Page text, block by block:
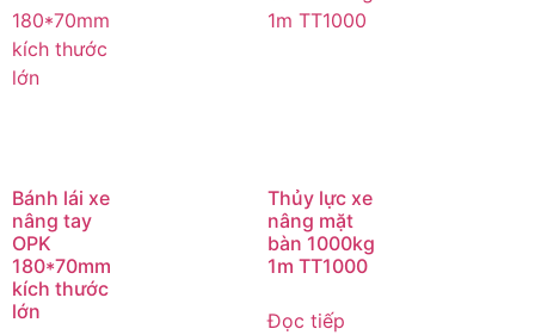
Bánh lái xe
nâng tay
OPK
180*70mm
kích thước
lớn
Thủy lực xe
nâng mặt
bàn 1000kg
1m TT1000
Đọc tiếp